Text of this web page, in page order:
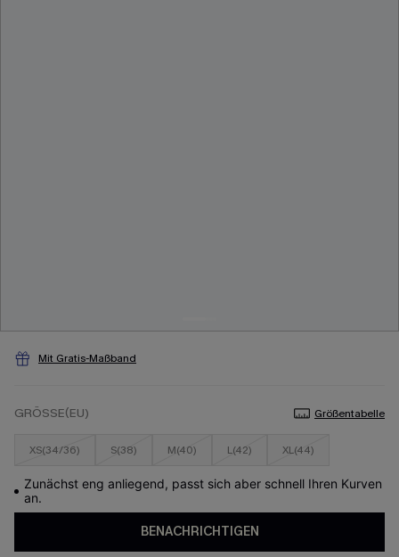
Mit Gratis-Maßband
GRÖSSE(EU) Größentabelle
XS(34/36) S(38) M(40) L(42) XL(44)
Zunächst eng anliegend, passt sich aber schnell Ihren Kurven
an.
BENACHRICHTIGEN